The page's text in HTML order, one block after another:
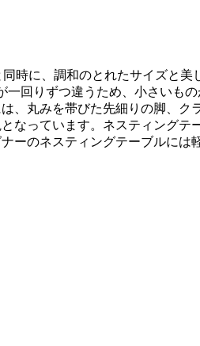
時に、調和のとれたサイズと
回りずつ違うため、小さい
、丸みを帯びた先細りの脚、
なっています。ネスティング
ーのネスティングテーブルに